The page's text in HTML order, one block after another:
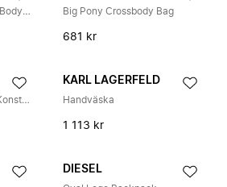
Train Core Small Cross-Body Bag Big Pony Crossbody Bag
681 kr
Skrynklig Handväska i Konstläder
KARL LAGERFELD
Handväska
1 113 kr
DIESEL